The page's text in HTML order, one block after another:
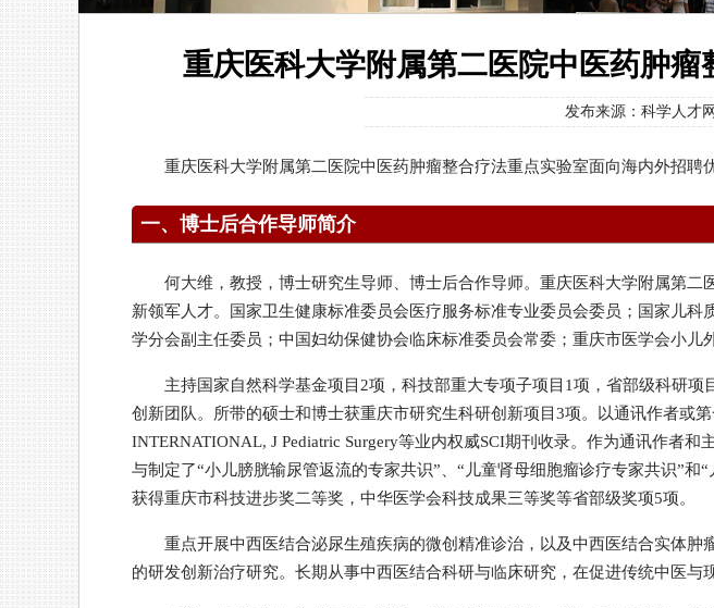
重庆医科大学附属第二医院中医药肿
发布来源：科学人才网
重庆医科大学附属第二医院中医药肿瘤整合疗法重点实验室面向海内外招聘
一、博士后合作导师简介
何大维，教授，博士研究生导师、博士后合作导师。重庆医科大学附属第
新领军人才。国家卫生健康标准委员会医疗服务标准专业委员会委员；国家儿
学分会副主任委员；中国妇幼保健协会临床标准委员会常委；重庆市医学会小儿
主持国家自然科学基金项目2项，科技部重大专项子项目1项，省部级科研
创新团队。所带的硕士和博士获重庆市研究生科研创新项目3项。以通讯作者或
INTERNATIONAL, J Pediatric Surgery等业内权威SCI期刊收录。作为通讯作者
与制定了“小儿膀胱输尿管返流的专家共识”、“儿童肾母细胞瘤诊疗专家共识”
获得重庆市科技进步奖二等奖，中华医学会科技成果三等奖等省部级奖项5项。
重点开展中西医结合泌尿生殖疾病的微创精准诊治，以及中西医结合实体
的研发创新治疗研究。长期从事中西医结合科研与临床研究，在促进传统中医与